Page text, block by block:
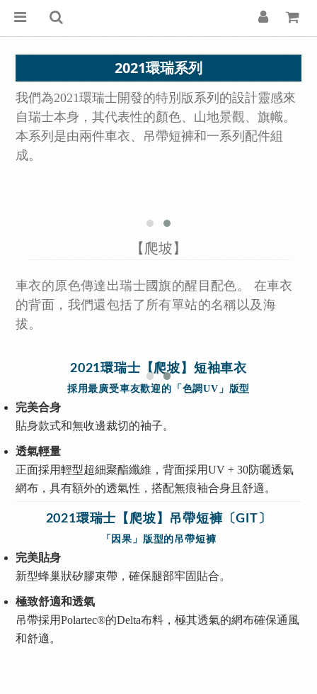
2021環瑞系列
我們為2021環瑞士開發的特別版系列的設計靈感來
自瑞士本身，其代表性的顏色、山地景觀、旗幟。
本系列是由兩件車衣、吊帶短褲和一系列配件組
成。
【爬坡】
車衣的原色傳達出瑞士國旗的醒目配色。 在車衣
的背面，我們還包括了所有單站的名稱以及海
拔。
2021環瑞士【爬坡】短袖車衣
採用最廣受車友歡迎的「色調UV」版型
完美合身
貼身款式和無收邊裁切的袖子。
透氣輕量
正面採用輕型超細聚酯纖維，背面採用UV + 30防曬透氣
網布，具有額外的透氣性，搭配無痕袖合身且舒適。
2021環瑞士【爬坡】吊帶短褲〔GIT〕
「因果」版型的吊帶短褲
完美貼身
新型蜂巢狀矽膠束帶，確保腿部牢固貼合。
極致舒適和透氣
吊帶採用Polartec®的Delta布料，極其透氣的網布確保通風
和舒適。